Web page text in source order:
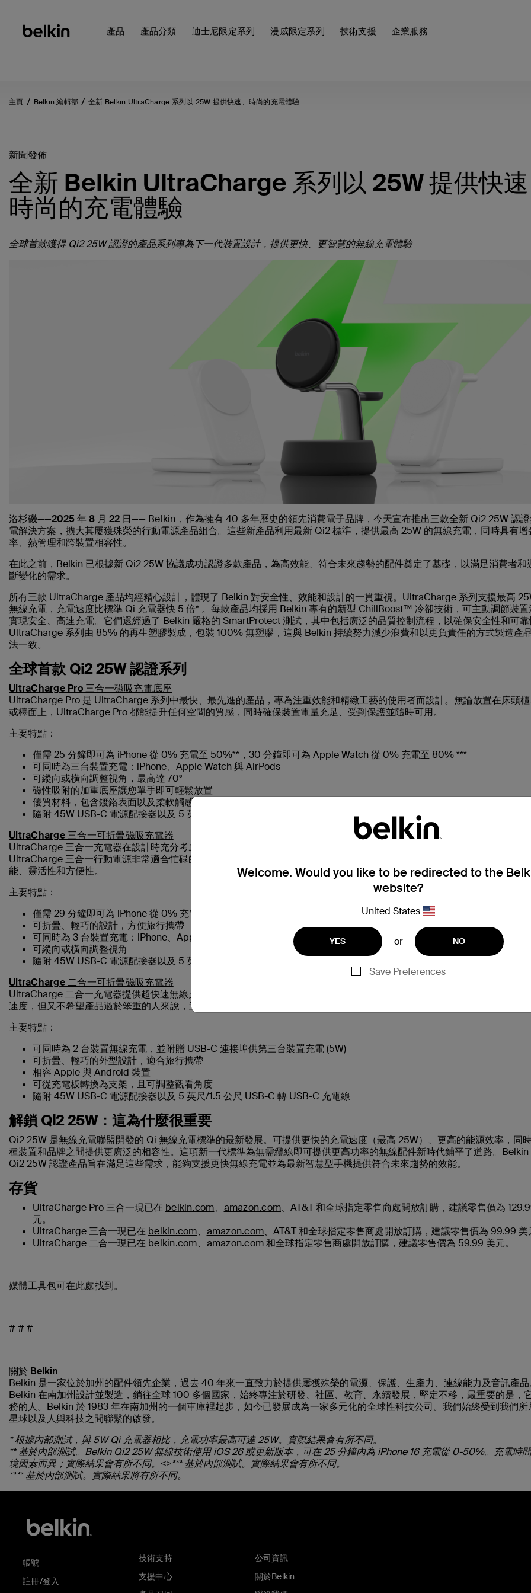
產品 產品分類 迪士尼限定系列 漫威限定系列 技術支援 企業服務
主頁 Belkin 編輯部 全新 Belkin UltraCharge 系列以 25W 提供快速、時尚的充電體驗
新聞發佈
全新 Belkin UltraCharge 系列以 25W 提供快速
時尚的充電體驗
全球首款獲得 Qi2 25W 認證的產品系列專為下一代裝置設計，提供更快、更智慧的無線充電體驗
洛杉磯——2025 年 8 月 22 日—— Belkin ，作為擁有 40 多年歷史的領先消費電子品牌，今天宣布推出三款全新 Qi2 25W 認
電解決方案，擴大其屢獲殊榮的行動電源產品組合。這些新產品利用最新 Qi2 標準，提供最高 25W 的無線充電，同時具有增
率、熱管理和跨裝置相容性。
在此之前，Belkin 已根據新 Qi2 25W 協議成功認證多款產品，為高效能、符合未來趨勢的配件奠定了基礎，以滿足消費者和
斷變化的需求。
所有三款 UltraCharge 產品均經精心設計，體現了 Belkin 對安全性、效能和設計的一貫重視。UltraCharge 系列支援最高
無線充電，充電速度比標準 Qi 充電器快 5 倍* 。每款產品均採用 Belkin 專有的新型 ChillBoost™ 冷卻技術，可主動調節裝置
實現安全、高速充電。它們還經過了 Belkin 嚴格的 SmartProtect 測試，其中包括廣泛的品質控制流程，以確保安全性和可靠
UltraCharge 系列由 85% 的再生塑膠製成，包裝 100% 無塑膠，這與 Belkin 持續努力減少浪費和以更負責任的方式製造產
法一致。
全球首款 Qi2 25W 認證系列
UltraCharge Pro 三合一磁吸充電底座
UltraCharge Pro 是 UltraCharge 系列中最快、最先進的產品，專為注重效能和精緻工藝的使用者而設計。無論放置在床頭
或檯面上，UltraCharge Pro 都能提升任何空間的質感，同時確保裝置電量充足、受到保護並隨時可用。
主要特點：
僅需 25 分鐘即可為 iPhone 從 0% 充電至 50%**，30 分鐘即可為 Apple Watch 從 0% 充電至 80% ***
可同時為三台裝置充電：iPhone、Apple Watch 與 AirPods
可縱向或橫向調整視角，最高達 70°
磁性吸附的加重底座讓您單手即可輕鬆放置
優質材料，包含鍍鉻表面以及柔軟觸感的矽膠底座。
隨附 45W USB-C 電源配接器以及 5 英尺/1.5 公尺 USB-C 轉 USB-C 充電線
UltraCharge 三合一可折疊磁吸充電器
UltraCharge 三合一充電器在設計時充分考慮了方便性，具有可折疊的輕巧外形，非常適合旅行攜帶，可同時為最多三台裝
UltraCharge 三合一行動電源非常適合忙碌的專業人士、經常旅行的人士，以及注重設計、依賴精簡日常技術設定的使用者，
能、靈活性和方便性。
主要特點：
僅需 29 分鐘即可為 iPhone 從 0% 充電至 50%****
可折疊、輕巧的設計，方便旅行攜帶
可同時為 3 台裝置充電：iPhone、Apple Watch 和 AirPods
可縱向或橫向調整視角
隨附 45W USB-C 電源配接器以及 5 英尺/1.5 公尺 USB-C 轉 USB-C 充電線
UltraCharge 二合一可折疊磁吸充電器
UltraCharge 二合一充電器提供超快速無線充電，另附贈 USB-C 連接埠，可選擇為第三台裝置（如智慧手錶）充電。對於想
速度，但又不希望產品過於笨重的人來說，這是完美選擇。從家庭設定到隨身攜帶的包包，這款充電器專為行動生活而打造。
主要特點：
可同時為 2 台裝置無線充電，並附贈 USB-C 連接埠供第三台裝置充電 (5W)
可折疊、輕巧的外型設計，適合旅行攜帶
相容 Apple 與 Android 裝置
可從充電板轉換為支架，且可調整觀看角度
隨附 45W USB-C 電源配接器以及 5 英尺/1.5 公尺 USB-C 轉 USB-C 充電線
解鎖 Qi2 25W：這為什麼很重要
Qi2 25W 是無線充電聯盟開發的 Qi 無線充電標準的最新發展。可提供更快的充電速度（最高 25W）、更高的能源效率，同
種裝置和品牌之間提供更廣泛的相容性。這項新一代標準為無需纜線即可提供更高功率的無線配件新時代鋪平了道路。Belkin
Qi2 25W 認證產品旨在滿足這些需求，能夠支援更快無線充電並為最新智慧型手機提供符合未來趨勢的效能。
存貨
UltraCharge Pro 三合一現已在 belkin.com、 amazon.com、AT&T 和全球指定零售商處開放訂購，建議零售價為
元。
UltraCharge 三合一現已在 belkin.com、 amazon.com、AT&T 和全球指定零售商處開放訂購，建議零售價為 99.99 美
UltraCharge 二合一現已在 belkin.com、 amazon.com和全球指定零售商處開放訂購，建議零售價為 59.99 美元。
媒體工具包可在此處找到。
# # #
關於 Belkin
Belkin 是一家位於加州的配件領先企業，過去 40 年來一直致力於提供屢獲殊榮的電源、保護、生產力、連線能力及音訊產品
Belkin 在南加州設計並製造，銷往全球 100 多個國家，始終專注於研發、社區、教育、永續發展，堅定不移，最重要的是，
務的人。Belkin 於 1983 年在南加州的一個車庫裡起步，如今已發展成為一家多元化的全球性科技公司。我們始終受到我們所
星球以及人與科技之間聯繫的啟發。
* 根據內部測試，與 5W Qi 充電器相比，充電功率最高可達 25W。實際結果會有所不同。
** 基於內部測試。Belkin Qi2 25W 無線技術使用 iOS 26 或更新版本，可在 25 分鐘內為 iPhone 16 充電從 0-50%。充電時
境因素而異；實際結果會有所不同。<>*** 基於內部測試。實際結果會有所不同。
**** 基於內部測試。實際結果將有所不同。
Welcome. Would you like to be redirected to the
website?
United States
YES or NO
Save Preferences
帳號
註冊/登入
技術支持
支援中心
公司資訊
關於Belkin